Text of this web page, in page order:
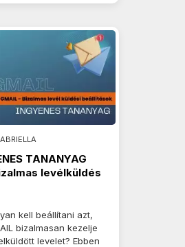
TANANYAG
levélküldés
kell beállítani azt,
bizalmasan kezelje
levelet? Ebben